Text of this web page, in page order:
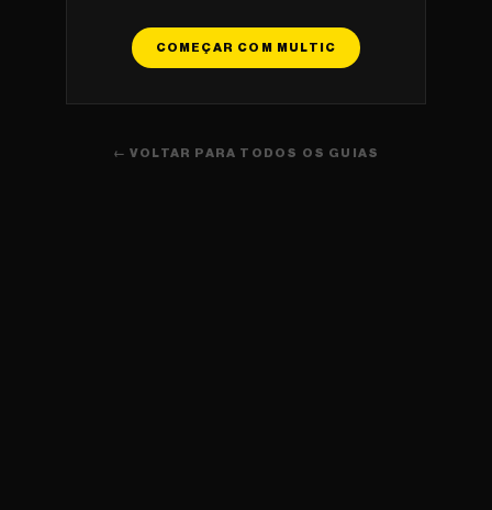
COMEÇAR COM MULTIC
← VOLTAR PARA TODOS OS GUIAS